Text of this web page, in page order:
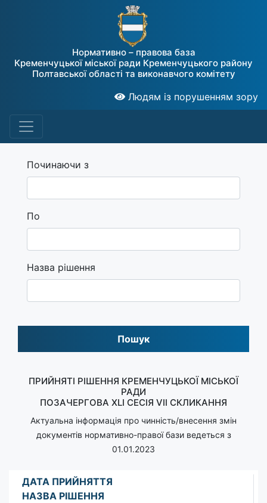
Нормативно – правова база
Кременчуцької міської ради Кременчуцького району
Полтавської області та виконавчого комітету
Людям із порушенням зору
Починаючи з
По
Назва рішення
Пошук
ПРИЙНЯТІ РІШЕННЯ КРЕМЕНЧУЦЬКОЇ МІСЬКОЇ
РАДИ
ПОЗАЧЕРГОВА XLІ СЕСІЯ VII СКЛИКАННЯ
Актуальна інформація про чинність/внесення змін
документів нормативно-правої бази ведеться з
01.01.2023
ДАТА ПРИЙНЯТТЯ
НАЗВА РІШЕННЯ